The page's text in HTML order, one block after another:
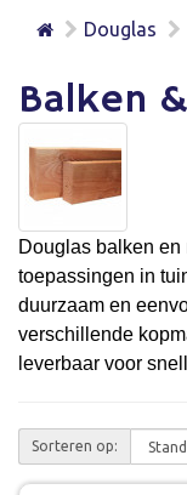
Douglas
Balken
Douglas balken
toepassingen in
duurzaam en
verschillende
leverbaar voor
Sorteren op: